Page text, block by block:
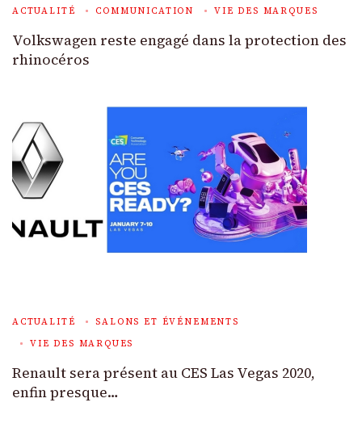
ACTUALITÉ COMMUNICATION VIE DES MARQUES
Volkswagen reste engagé dans la protection des
rhinocéros
ACTUALITÉ
SALONS ET ÉVÉNEMENTS
VIE DES MARQUES
Renault sera présent au CES Las Vegas 2020,
enfin presque…